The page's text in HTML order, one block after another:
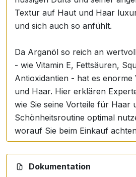
Textur auf Haut und Haar
und sich auch so anfühlt.
Da Arganöl so reich an
- wie Vitamin E, Fettsäuren,
Antioxidantien - hat es
und Haar. Hier erklären
wie Sie seine Vorteile für Haar
Schönheitsroutine optimal
worauf Sie beim Einkauf
Was ist Arganöl überhaupt?
"Die seit langem praktizierte
Dokumentation